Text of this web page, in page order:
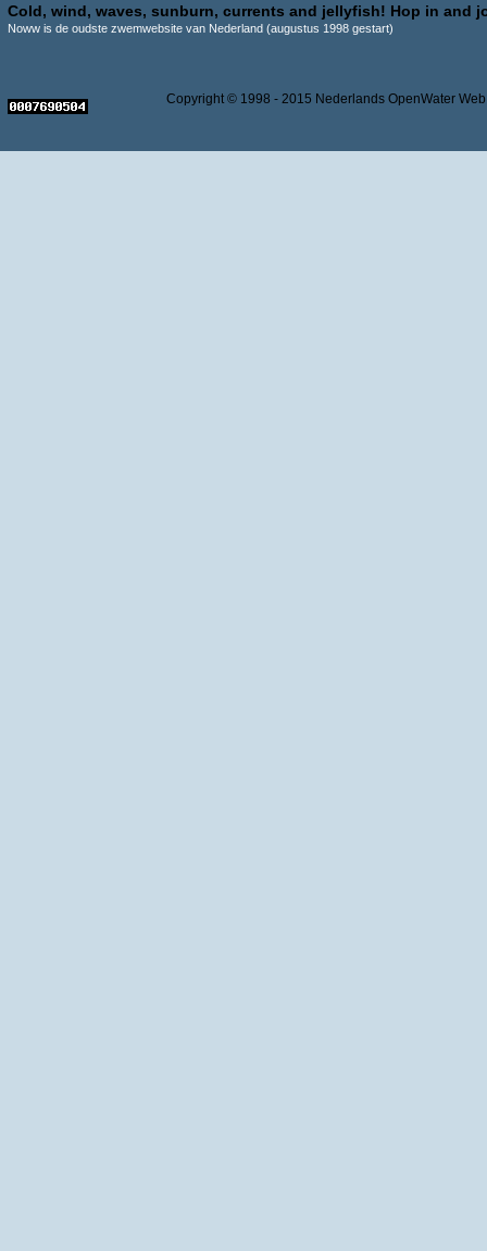
Cold, wind, waves, sunburn, currents and jellyfish! Hop in and
Noww is de oudste zwemwebsite van Nederland (augustus 1998 gestart)
Copyright © 1998 - 2015 Nederlands OpenWater